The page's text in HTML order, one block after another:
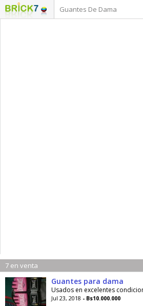
7 en venta
Guantes para dama
Usados en excelentes
Jul 23, 2018 - Bs10.000.000